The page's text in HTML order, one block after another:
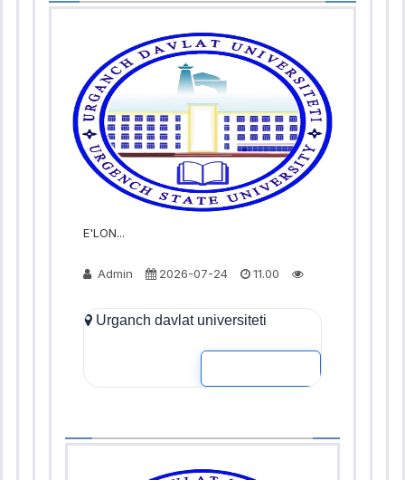
E'LON...
Admin 2026-07-24 11.00
Urganch davlat universiteti